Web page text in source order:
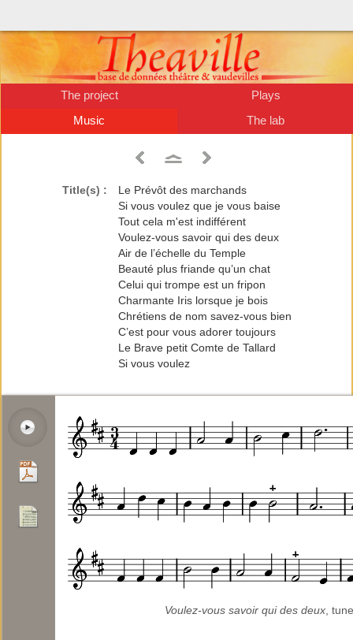
The project
Plays
Music
The lab
Title(s) :
Le Prévôt des marchands
Si vous voulez que je vous baise
Tout cela m'est indifférent
Voulez-vous savoir qui des deux
Air de l’échelle du Temple
Beauté plus friande qu’un chat
Celui qui trompe est un fripon
Charmante Iris lorsque je bois
Chrétiens de nom savez-vous bien
C’est pour vous adorer toujours
Le Brave petit Comte de Tallard
Si vous voulez
Voulez-vous savoir qui des deux,